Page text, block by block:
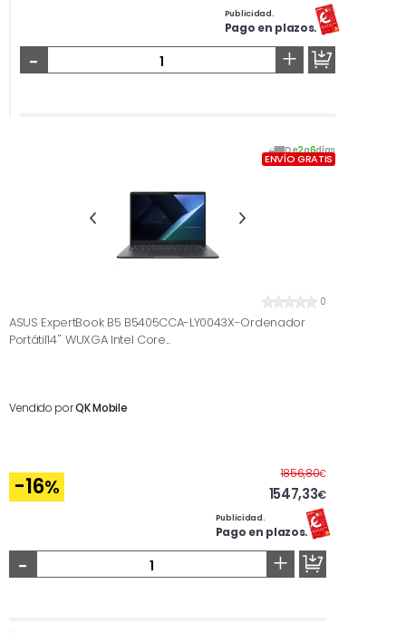
Publicidad.
Pago en plazos.
- +
De2a6días
ENVÍO GRATIS
0
ASUS ExpertBook B5 B5405CCA-LY0043X-Ordenador
Portátil14'' WUXGA Intel Core...
Vendido porQK Mobile
-16%
1856,80€Antes
1547,33€
Publicidad.
Pago en plazos.
- +